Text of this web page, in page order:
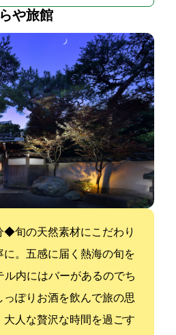
や旅館
◆旬の天然素材にこだわり
。五感に届く熱海の旬を
ル内にはバーがあるのでち
っぽりお酒を飲んで旅の思
大人な贅沢な時間を過ごす